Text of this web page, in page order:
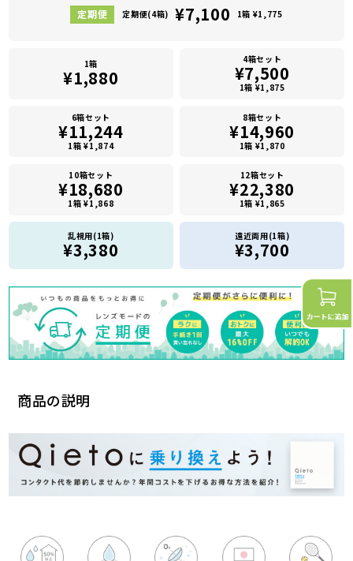
商品の説明
定期便(4箱) ¥7,100 1箱 ¥1,775
1箱
¥1,880
4箱セット
¥7,500
1箱 ¥1,875
6箱セット
¥11,244
1箱 ¥1,874
8箱セット
¥14,960
1箱 ¥1,870
10箱セット
¥18,680
1箱 ¥1,868
12箱セット
¥22,380
1箱 ¥1,865
乱視用(1箱)
¥3,380
遠近両用(1箱)
¥3,700